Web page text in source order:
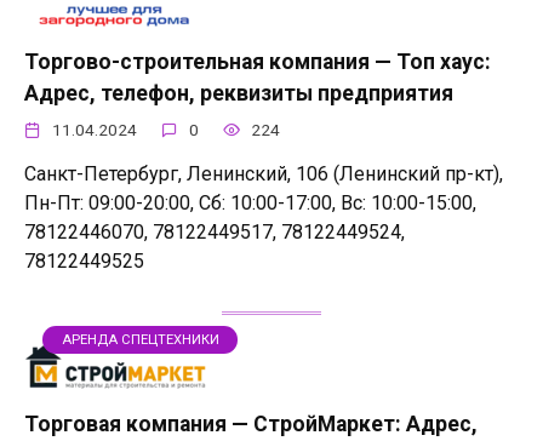
Торгово-строительная компания — Топ хаус:
Адрес, телефон, реквизиты предприятия
11.04.2024 0 224
Санкт-Петербург, Ленинский, 106 (Ленинский пр-кт),
Пн-Пт: 09:00-20:00, Сб: 10:00-17:00, Вс: 10:00-15:00,
78122446070, 78122449517, 78122449524,
78122449525
АРЕНДА СПЕЦТЕХНИКИ
Торговая компания — СтройМаркет: Адрес,